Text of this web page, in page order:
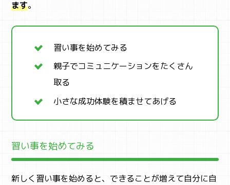
ます。
習い事を始めてみる
親子でコミュニケーションをたくさん
取る
小さな成功体験を積ませてあげる
習い事を始めてみる
新しく習い事を始めると、できることが増えて自分に自